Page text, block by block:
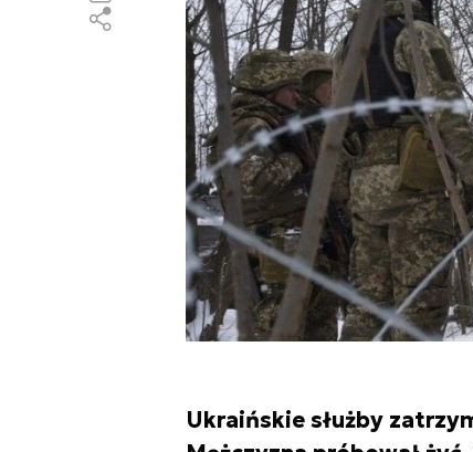
Ukraińskie służby